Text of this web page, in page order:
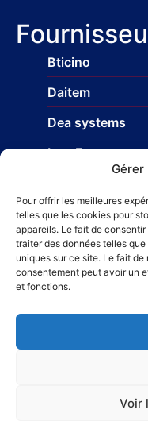
Gérer
Pour offrir les meilleures
telles que les cookies pour
appareils. Le fait de
traiter des données telles
uniques sur ce site. Le fait
consentement peut avoir un
et fonctions.
Voir
Bticino
Daitem
Dea systems
Isea France
Profils-
Réseau